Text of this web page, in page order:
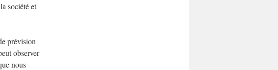
société et
prévision
observer
nous